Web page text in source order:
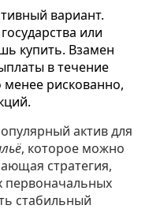
вариант.
или
купить. Взамен
в течение
рискованно,
актив для
, которое можно
стратегия,
первоначальных
стабильный